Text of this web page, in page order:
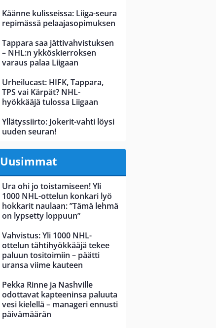
Käänne kulisseissa: Liiga-seura
repimässä pelaajasopimuksen
Tappara saa jättivahvistuksen
– NHL:n ykköskierroksen
varaus palaa Liigaan
Urheilucast: HIFK, Tappara,
TPS vai Kärpät? NHL-
hyökkääjä tulossa Liigaan
Yllätyssiirto: Jokerit-vahti löysi
uuden seuran!
Uusimmat
Ura ohi jo toistamiseen! Yli
1000 NHL-ottelun konkari lyö
hokkarit naulaan: ”Tämä lehmä
on lypsetty loppuun”
Vahvistus: Yli 1000 NHL-
ottelun tähtihyökkääjä tekee
paluun tositoimiin – päätti
uransa viime kauteen
Pekka Rinne ja Nashville
odottavat kapteeninsa paluuta
vesi kielellä – manageri ennusti
päivämäärän